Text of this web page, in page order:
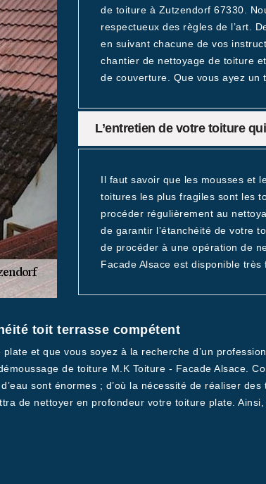
de toiture à Zutzendorf 67330.
respectueux des règles de l’art.
en suivant chacune de vos
chantier de nettoyage de toiture
de couverture. Que vous ayez un
L’entretien de votre toiture
Il faut savoir que les mousses et
toitures les plus fragiles sont les
procéder régulièrement au
de garantir l’étanchéité de votre
de procéder à une opération de
Facade Alsace est disponible très
toit terrasse compétent
et que vous soyez à la recherche d’un
de toiture M.K Toiture - Facade Alsace.
sont énormes ; d’où la nécessité de réaliser
de nettoyer en profondeur votre toiture plate.